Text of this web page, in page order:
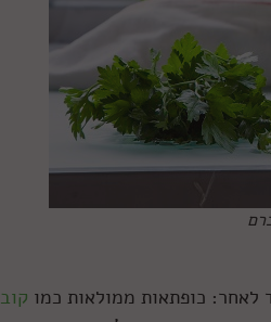
כופתאות ממולאות כמו